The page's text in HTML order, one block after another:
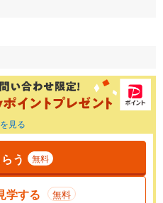
見る
う 無料
学する 無料